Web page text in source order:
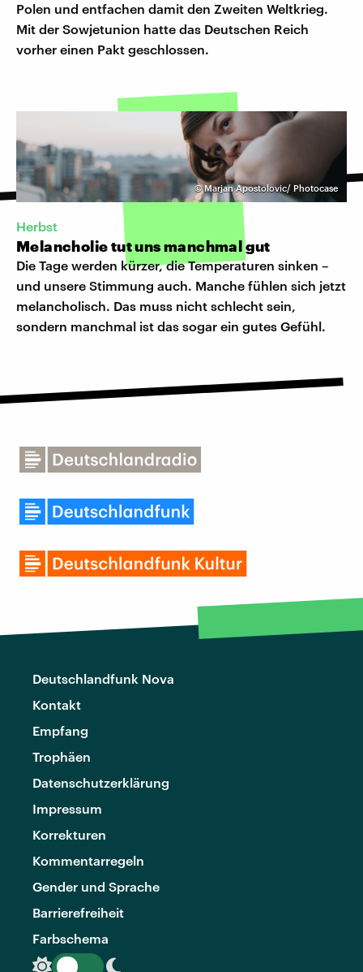
Polen und entfachen damit den Zweiten Weltkrieg.
Mit der Sowjetunion hatte das Deutschen Reich
vorher einen Pakt geschlossen.
©Marjan Apostolovic/ Photocase
Herbst
Melancholie tut uns manchmal gut
Die Tage werden kürzer, die Temperaturen sinken –
und unsere Stimmung auch. Manche fühlen sich jetzt
melancholisch. Das muss nicht schlecht sein,
sondern manchmal ist das sogar ein gutes Gefühl.
Deutschlandfunk Nova
Kontakt
Empfang
Trophäen
Datenschutzerklärung
Impressum
Korrekturen
Kommentarregeln
Gender und Sprache
Barrierefreiheit
Farbschema